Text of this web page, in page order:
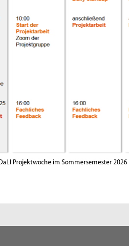
Projektwoche im Sommersemester 2026